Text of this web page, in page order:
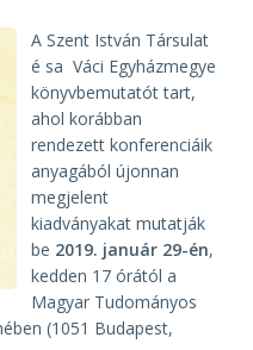
A Szent István Társulat
é sa Váci Egyházmegye
könyvbemutatót tart,
ahol korábban
rendezett konferenciáik
anyagából újonnan
megjelent
kiadványakat mutatják
be 2019. január 29-én,
kedden 17 órától a
Magyar Tudományos
(1051 Budapest,